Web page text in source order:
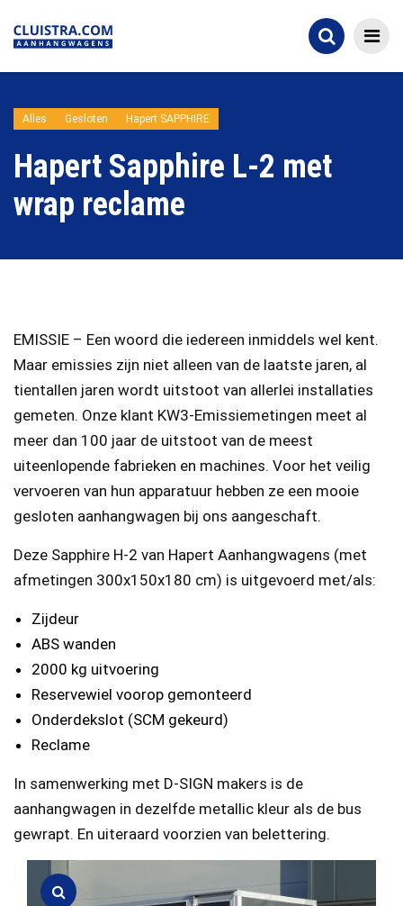
Alles Gesloten Hapert SAPPHIRE
Hapert Sapphire L-2 met
wrap reclame
EMISSIE – Een woord die iedereen inmiddels wel kent.
Maar emissies zijn niet alleen van de laatste jaren, al
tientallen jaren wordt uitstoot van allerlei installaties
gemeten. Onze klant KW3-Emissiemetingen meet al
meer dan 100 jaar de uitstoot van de meest
uiteenlopende fabrieken en machines. Voor het veilig
vervoeren van hun apparatuur hebben ze een mooie
gesloten aanhangwagen bij ons aangeschaft.
Deze Sapphire H-2 van Hapert Aanhangwagens (met
afmetingen 300x150x180 cm) is uitgevoerd met/als:
Zijdeur
ABS wanden
2000 kg uitvoering
Reservewiel voorop gemonteerd
Onderdekslot (SCM gekeurd)
Reclame
In samenwerking met D-SIGN makers is de
aanhangwagen in dezelfde metallic kleur als de bus
gewrapt. En uiteraard voorzien van belettering.